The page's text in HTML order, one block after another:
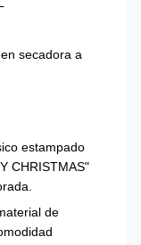
secadora a
estampado
CHRISTMAS"
de